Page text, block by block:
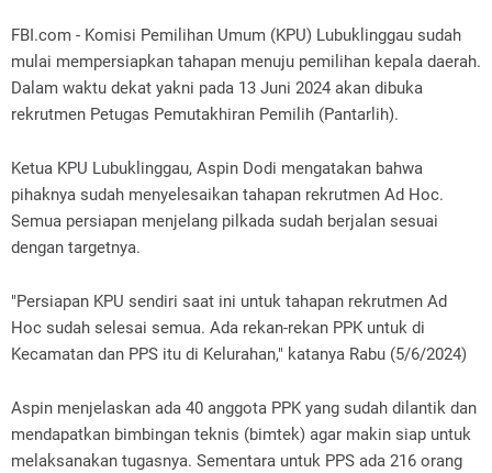
FBI.com - Komisi Pemilihan Umum (KPU) Lubuklinggau sudah
mulai mempersiapkan tahapan menuju pemilihan kepala daerah.
Dalam waktu dekat yakni pada 13 Juni 2024 akan dibuka
rekrutmen Petugas Pemutakhiran Pemilih (Pantarlih).
Ketua KPU Lubuklinggau, Aspin Dodi mengatakan bahwa
pihaknya sudah menyelesaikan tahapan rekrutmen Ad Hoc.
Semua persiapan menjelang pilkada sudah berjalan sesuai
dengan targetnya.
"Persiapan KPU sendiri saat ini untuk tahapan rekrutmen Ad
Hoc sudah selesai semua. Ada rekan-rekan PPK untuk di
Kecamatan dan PPS itu di Kelurahan," katanya Rabu (5/6/2024)
Aspin menjelaskan ada 40 anggota PPK yang sudah dilantik dan
mendapatkan bimbingan teknis (bimtek) agar makin siap untuk
melaksanakan tugasnya. Sementara untuk PPS ada 216 orang